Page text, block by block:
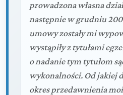
prowadzona własna
następnie w grudniu
umowy zostały mi
wystąpiły z tytułami
o nadanie tym tytułom
wykonalności. Od jakiej
okres przedawnienia